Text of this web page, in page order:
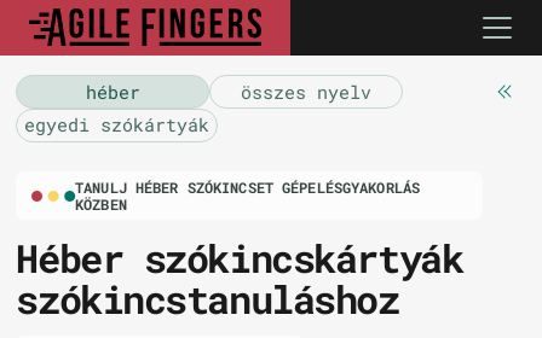
héber
összes nyelv
egyedi szókártyák
TANULJ HÉBER SZÓKINCSET GÉPELÉSGYAKORLÁS
KÖZBEN
Héber szókincskártyák
szókincstanuláshoz